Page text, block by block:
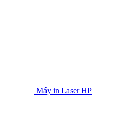
Máy in Laser HP